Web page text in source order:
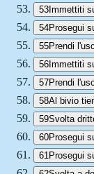
53Immettiti
54Prosegui
55Prendi
56Immettiti
57Prendi
58Al bivio
59Svolta
60Prosegui
61 Prosegui